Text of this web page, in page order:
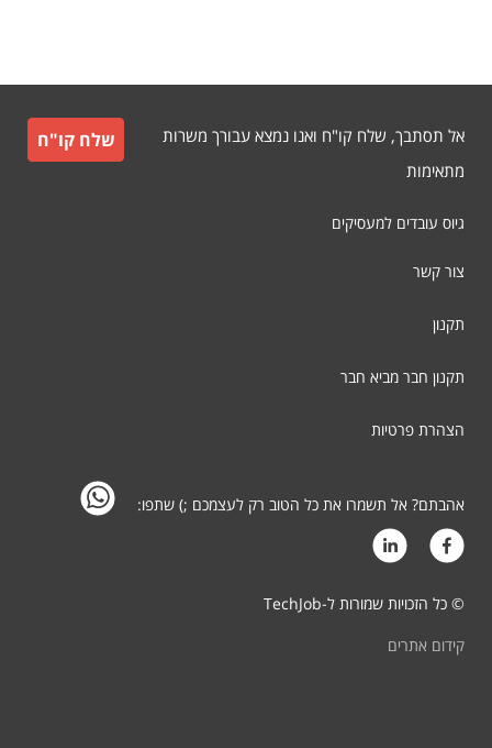
אל תסתבך, שלח קו"ח ואנו נמצא עבורך משרות
מתאימות
שלח קו"ח
גיוס עובדים למעסיקים
צור קשר
תקנון
תקנון חבר מביא חבר
הצהרת פרטיות
אהבתם? אל תשמרו את כל הטוב רק לעצמכם ;) שתפו:
© כל הזכויות שמורות ל-TechJob
קידום אתרים